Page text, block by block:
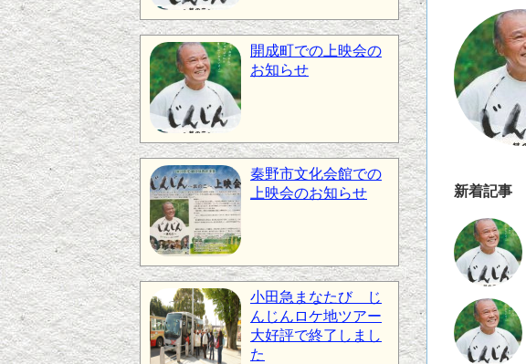
新着記事
開成町での上映会の
お知らせ
秦野市文化会館での
上映会のお知らせ
小田急まなたび じ
んじんロケ地ツアー
大好評で終了しまし
た